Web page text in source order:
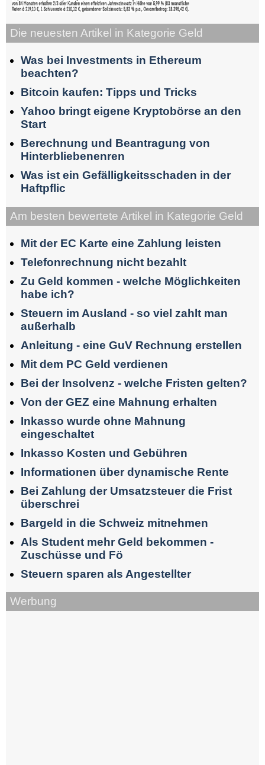
Die neuesten Artikel in Kategorie Geld
Was bei Investments in Ethereum
beachten?
Bitcoin kaufen: Tipps und Tricks
Yahoo bringt eigene Kryptobörse an den
Start
Berechnung und Beantragung von
Hinterbliebenenren
Was ist ein Gefälligkeitsschaden in der
Haftpflic
Am besten bewertete Artikel in Kategorie Geld
Mit der EC Karte eine Zahlung leisten
Telefonrechnung nicht bezahlt
Zu Geld kommen - welche Möglichkeiten
habe ich?
Steuern im Ausland - so viel zahlt man
außerhalb
Anleitung - eine GuV Rechnung erstellen
Mit dem PC Geld verdienen
Bei der Insolvenz - welche Fristen gelten?
Von der GEZ eine Mahnung erhalten
Inkasso wurde ohne Mahnung
eingeschaltet
Inkasso Kosten und Gebühren
Informationen über dynamische Rente
Bei Zahlung der Umsatzsteuer die Frist
überschrei
Bargeld in die Schweiz mitnehmen
Als Student mehr Geld bekommen -
Zuschüsse und Fö
Steuern sparen als Angestellter
Werbung